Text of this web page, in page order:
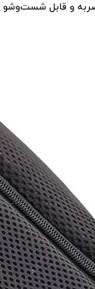
و قابل شست‌وشو